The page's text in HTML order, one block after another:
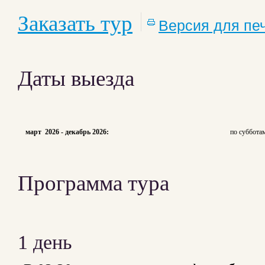
Заказать тур Версия для
Даты выезда
март 2026 - декабрь 2026: по
Программа тура
1 день